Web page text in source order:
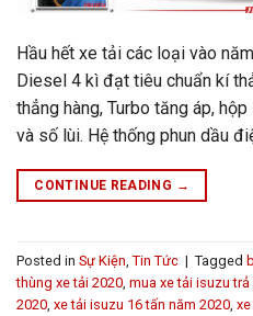
Hầu hết xe tải các loại vào
Diesel 4 kì đạt tiêu chuẩn kí
thẳng hàng, Turbo tăng áp,
và số lùi. Hệ thống phun dầu
CONTINUE READING →
Posted in Sự Kiện Tin Tức | Tagged
thùng xe tải 2020 mua xe tải isuzu
2020 xe tải isuzu 16 tấn năm 2020